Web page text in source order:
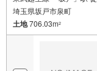
埼玉県坂戸市泉町
土地706.03m2